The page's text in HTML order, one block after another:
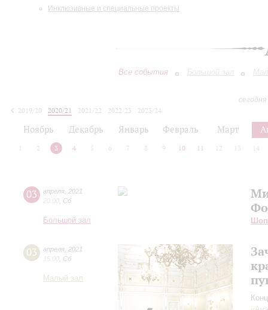
Инклюзивные и специальные проекты
Все события Большой зал
2019/20
2020/21 2021/22 2022/23
2023/24
Ноябрь Декабрь Январь Февраль Март
2 3 4 5 6 7 8 9 10 11 12 13 14
03 апреля 2021
20:00 Сб
Большой зал
03 апреля 2021
15:00 Сб
Малый зал